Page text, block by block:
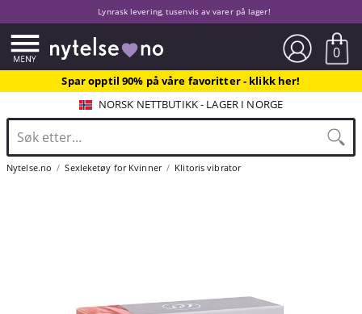
Lynrask levering, tusenvis av varer på lager!
0
Spar opptil 90% på våre favoritter - klikk her!
NORSK NETTBUTIKK - LAGER I NORGE
Nytelse.no Sexleketøy for Kvinner Klitoris vibrator